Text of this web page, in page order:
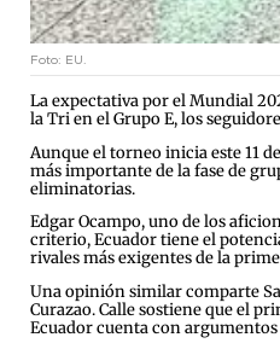
Foto: EU.
La expectativa por el Mundial
la Tri en el Grupo E, los
Aunque el torneo inicia este 11
más importante de la fase de
eliminatorias.
Edgar Ocampo, uno de los
criterio, Ecuador tiene el
rivales más exigentes de la
Una opinión similar comparte
Curazao. Calle sostiene que el
Ecuador cuenta con